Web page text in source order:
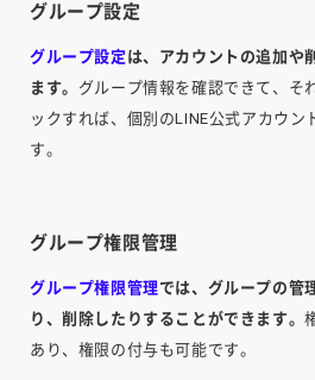
グループ設定
グループ設定 は、アカウントの追加や
ます。 グループ情報を確認できて、そ
ックすれば、個別のLINE公式アカウン
す。
グループ権限管理
グループ権限管理では、グループの管
り、削除したりすることができます。
あり、権限の付与も可能です。